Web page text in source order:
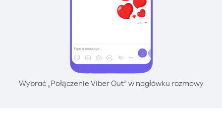
Wybrać „Połączenie Viber Out” w nagłówku rozmowy